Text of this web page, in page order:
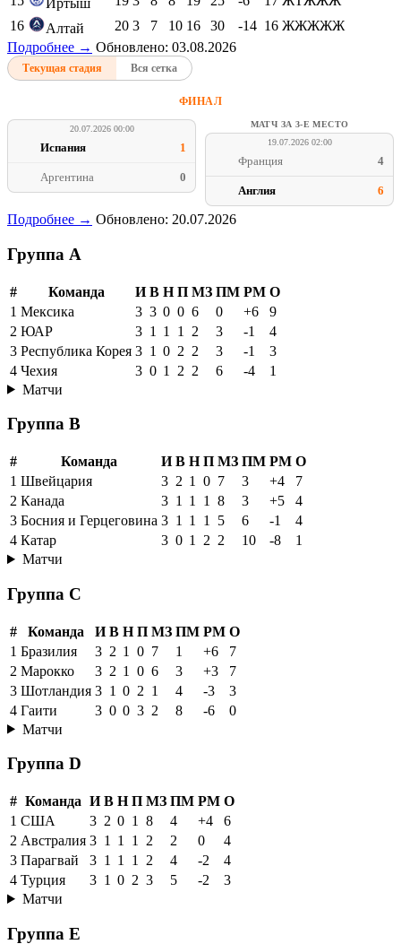
Иртыш
16
Алтай 20 3 7 10 16 30 -14 16 ЖЖЖЖЖ
Подробнее → Обновлено: 03.08.2026
Текущая стадия Вся сетка
ФИНАЛ
20.07.2026 00:00
Испания 1
Аргентина 0
МАТЧ ЗА 3-Е МЕСТО
19.07.2026 02:00
Франция 4
Англия 6
Подробнее → Обновлено: 20.07.2026
Группа A
# Команда И В Н П МЗ ПМ РМ О
1 Мексика 3 3 0 0 6 0 +6
9
2 ЮАР 3 1 1 1 2 3 -1
4
3 Республика Корея 3 1 0 2 2 3 -1
3
4 Чехия 3 0 1 2 2 6 -4
1
Матчи
Группа B
# Команда И В Н П МЗ ПМ РМ О
1 Швейцария 3 2 1 0 7 3 +4
7
2 Канада 3 1 1 1 8 3 +5
4
3 Босния и Герцеговина 3 1 1 1 5 6 -1
4
4 Катар 3 0 1 2 2 10 -8
1
Матчи
Группа C
# Команда И В Н П МЗ ПМ РМ О
1 Бразилия 3 2 1 0 7 1 +6
7
2 Марокко 3 2 1 0 6 3 +3
7
3 Шотландия 3 1 0 2 1 4 -3
3
4 Гаити 3 0 0 3 2 8 -6
0
Матчи
Группа D
# Команда И В Н П МЗ ПМ РМ О
1 США 3 2 0 1 8 4 +4
6
2 Австралия 3 1 1 1 2 2 0
4
3 Парагвай 3 1 1 1 2 4 -2
4
4 Турция 3 1 0 2 3 5 -2
3
Матчи
Группа E